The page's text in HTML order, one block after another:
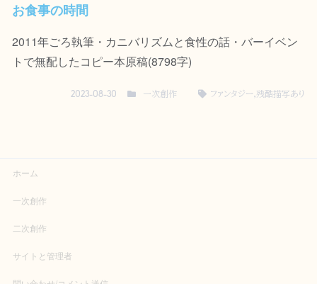
お食事の時間
2011年ごろ執筆・カニバリズムと食性の話・バーイベン
トで無配したコピー本原稿(8798字)
2023-08-30 一次創作 ファンタジー 残酷描写あり
ホーム
一次創作
二次創作
サイトと管理者